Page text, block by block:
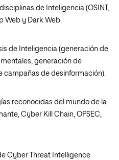
de Inteligencia (OSINT,
Web y Dark Web.
de Inteligencia (generación de
generación de
campañas de desinformación).
reconocidas del mundo de la
Cyber Kill Chain, OPSEC,
Cyber Threat Intelligence